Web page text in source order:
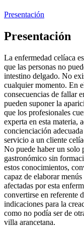
Presentación
Presentación
La enfermedad celíaca
que las personas no
intestino delgado. No
cualquier momento. En
consecuencias de fallar
pueden suponer la
que los profesionales
experta en esta materia,
concienciación
servicio a un cliente
No puede haber un solo
gastronómico sin
estos conocimientos,
capaz de elaborar
afectadas por esta
convertirse en referente
indicaciones para la
como no podía ser de
villa arancetana.